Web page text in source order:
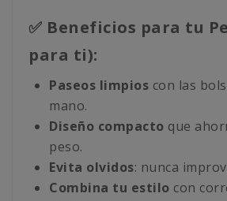
✅ Beneficios para tu
para ti):
Paseos limpios con las
mano.
Diseño compacto que
peso.
Evita olvidos: nunca
Combina tu estilo con